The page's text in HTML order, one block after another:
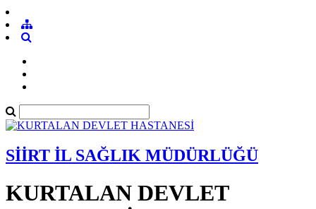
SİİRT İL SAĞLIK MÜDÜRLÜĞÜ
KURTALAN DEVLET